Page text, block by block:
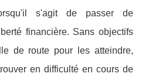
s'agit de passer de
financière. Sans objectifs
de route pour les atteindre,
en difficulté en cours de